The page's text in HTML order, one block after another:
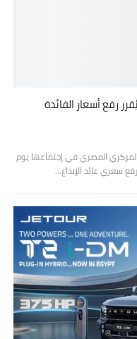
رفع أسعار الفائدة
المصري في إجتماعها يوم